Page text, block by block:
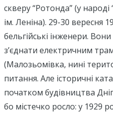
скверу “Ротонда” (у народі
ім. Леніна). 29-30 вересня
бельгійські інженери.
з’єднати електричним
(Малозьомівка, нині
питання. Але історичні
початком будівництва
бо містечко росло: у 1929